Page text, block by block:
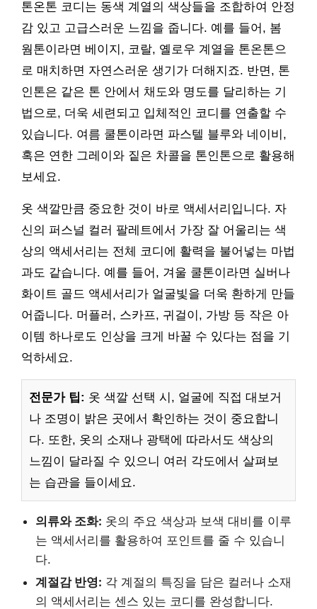
톤온톤 코디는 동색 계열의 색상들을 조합하여 안정
감 있고 고급스러운 느낌을 줍니다. 예를 들어, 봄
웜톤이라면 베이지, 코랄, 옐로우 계열을 톤온톤으
로 매치하면 자연스러운 생기가 더해지죠. 반면, 톤
인톤은 같은 톤 안에서 채도와 명도를 달리하는 기
법으로, 더욱 세련되고 입체적인 코디를 연출할 수
있습니다. 여름 쿨톤이라면 파스텔 블루와 네이비,
혹은 연한 그레이와 짙은 차콜을 톤인톤으로 활용해
보세요.
옷 색깔만큼 중요한 것이 바로 액세서리입니다. 자
신의 퍼스널 컬러 팔레트에서 가장 잘 어울리는 색
상의 액세서리는 전체 코디에 활력을 불어넣는 마법
과도 같습니다. 예를 들어, 겨울 쿨톤이라면 실버나
화이트 골드 액세서리가 얼굴빛을 더욱 환하게 만들
어줍니다. 머플러, 스카프, 귀걸이, 가방 등 작은 아
이템 하나로도 인상을 크게 바꿀 수 있다는 점을 기
억하세요.
전문가 팁: 옷 색깔 선택 시, 얼굴에 직접 대보거
나 조명이 밝은 곳에서 확인하는 것이 중요합니
다. 또한, 옷의 소재나 광택에 따라서도 색상의
느낌이 달라질 수 있으니 여러 각도에서 살펴보
는 습관을 들이세요.
의류와 조화: 옷의 주요 색상과 보색 대비를 이루
는 액세서리를 활용하여 포인트를 줄 수 있습니
다.
계절감 반영: 각 계절의 특징을 담은 컬러나 소재
의 액세서리는 센스 있는 코디를 완성합니다.